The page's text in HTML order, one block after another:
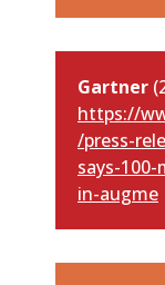
Gartner
https://
/press-
says-
in-augme